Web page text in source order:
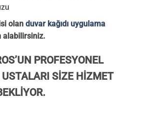
olan duvar kağıdı uygulama
PROFESYONEL
USTALARI SİZE HİZMET